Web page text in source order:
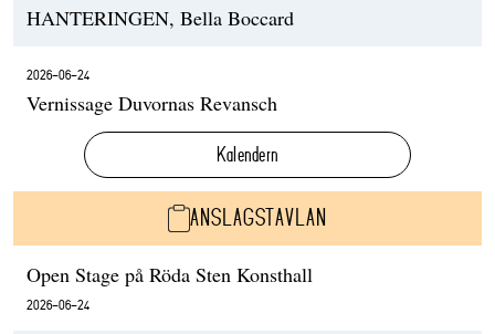
HANTERINGEN, Bella Boccard
2026-06-24
Vernissage Duvornas Revansch
Kalendern
ANSLAGSTAVLAN
Open Stage på Röda Sten Konsthall
2026-06-24